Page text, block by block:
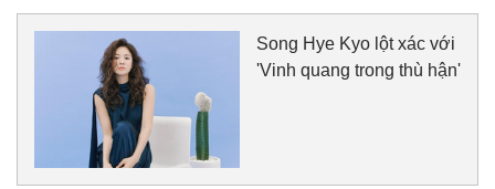
Song Hye Kyo lột xác với
'Vinh quang trong thù hận'